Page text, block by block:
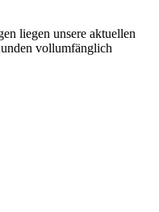
liegen unsere aktuellen
vollumfänglich